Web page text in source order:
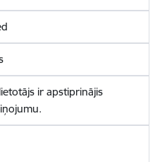
ir apstiprinājis